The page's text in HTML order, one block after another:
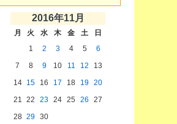
2016年11月
月 火 水 木 金 土
日
1
2 3 4 5
6
7
8 9 10 11 12
13
14
15 16 17 18 19 20
21 22 23 24 25 26
27
28 29 30